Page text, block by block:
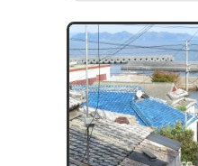
す。静かな田園風景
り、アウトドア活動も
を流れる錦川は、釣
動に適しています。和
業が調和した魅力的
リラックスした時間を